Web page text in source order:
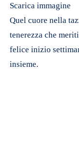
Scarica immagine
Quel cuore nella
tenerezza che
felice inizio
insieme.